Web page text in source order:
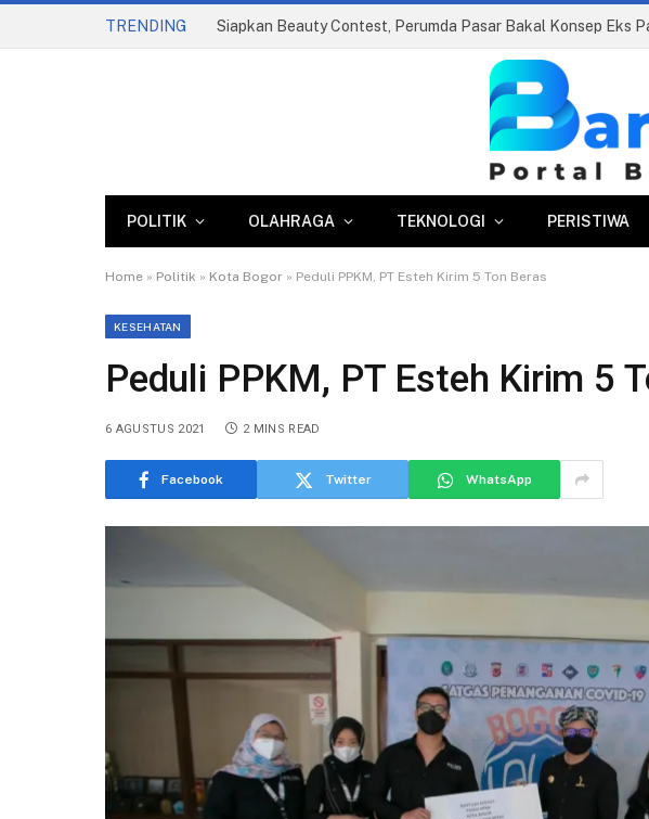
TRENDING
POLITIK OLAHRAGA TEKNOLOGI PERISTIWA
Home » Politik » Kota Bogor » Peduli PPKM, PT Esteh Kirim 5 Ton Beras
KESEHATAN
Peduli PPKM, PT Esteh Kirim 5
6 AGUSTUS 2021 2 MINS READ
Facebook Twitter WhatsApp